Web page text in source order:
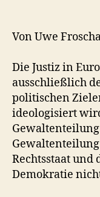
Von Uwe
Die Justiz in
ausschließlich
politischen
ideologisiert
Rechtsstaat
Demokratie